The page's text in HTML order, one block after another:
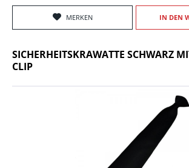
MERKEN IN DEN
SICHERHEITSKRAWATTE SCHWARZ
CLIP